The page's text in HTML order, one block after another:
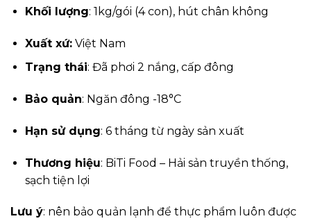
Khối lượng: 1kg/gói (4 con), hút chân không
Xuất xứ:Việt Nam
Trạng thái: Đã phơi 2 nắng, cấp đông
Bảo quản: Ngăn đông -18°C
Hạn sử dụng: 6 tháng từ ngày sản xuất
Thương hiệu: BiTi Food – Hải sản truyền thống,
sạch tiện lợi
Lưu ý: nên bảo quản lạnh để thực phẩm luôn được